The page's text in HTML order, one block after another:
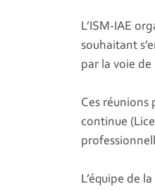
L’ISM-IAE
souhaitant
par la voie de
Ces réunions
continue
L’équipe de